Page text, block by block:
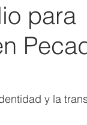
para
y la